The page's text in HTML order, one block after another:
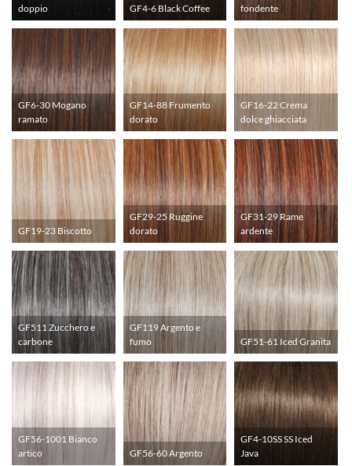
doppio GF4-6 Black Coffee fondente
GF6-30 Mogano
ramato
GF14-88 Frumento
dorato
GF16-22 Crema
dolce ghiacciata
GF19-23 Biscotto
GF29-25 Ruggine
dorato
GF31-29 Rame
ardente
GF511 Zucchero e
carbone
GF119 Argento e
fumo
GF51-61 Iced Granita
GF56-1001 Bianco
artico
GF56-60 Argento
GF4-10SS SS Iced
Java